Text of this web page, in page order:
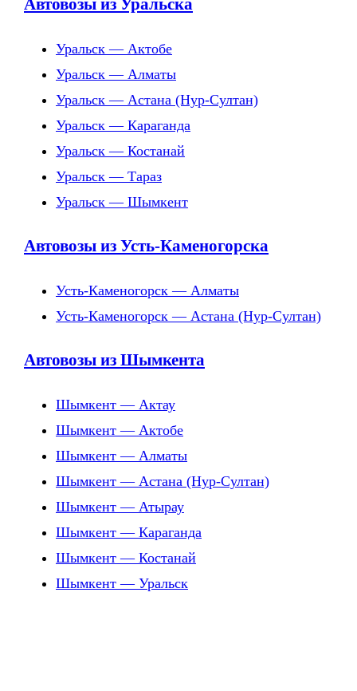
Автовозы из Уральска
Уральск — Актобе
Уральск — Алматы
Уральск — Астана (Нур-Султан)
Уральск — Караганда
Уральск — Костанай
Уральск — Тараз
Уральск — Шымкент
Автовозы из Усть-Каменогорска
Усть-Каменогорск — Алматы
Усть-Каменогорск — Астана (Нур-Султан)
Автовозы из Шымкента
Шымкент — Актау
Шымкент — Актобе
Шымкент — Алматы
Шымкент — Астана (Нур-Султан)
Шымкент — Атырау
Шымкент — Караганда
Шымкент — Костанай
Шымкент — Уральск